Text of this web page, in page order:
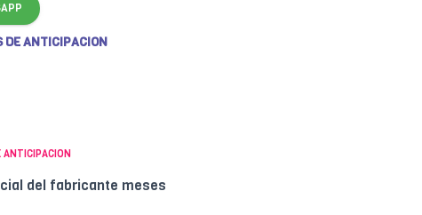
DE ANTICIPACION
ANTICIPACION
del fabricante meses